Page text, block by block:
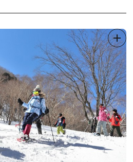
没入感のある映像コンテンツが採用
の流れや湿原の風景と生きものの様
だける他、高精細な大型映像やAR
英国大使館別荘建築により国際避暑
アーネストサトウ」と奥日光のかか
みいただくことができます。
フガイド機能が付いたe-bikeのレンタ
使館別荘記念公園の運営など、奥日
ンツを提供しています。